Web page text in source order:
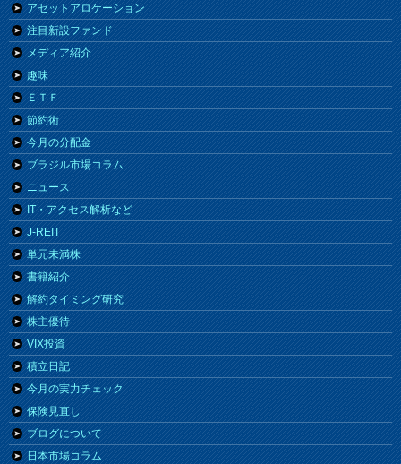
アセットアロケーション
注目新設ファンド
メディア紹介
趣味
ＥＴＦ
節約術
今月の分配金
ブラジル市場コラム
ニュース
IT・アクセス解析など
J-REIT
単元未満株
書籍紹介
解約タイミング研究
株主優待
VIX投資
積立日記
今月の実力チェック
保険見直し
ブログについて
日本市場コラム